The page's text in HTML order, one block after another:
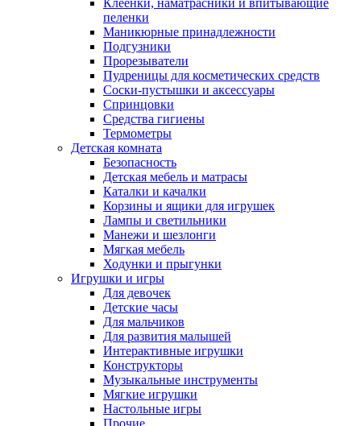
Клеенки, наматрасники и впитывающие
пеленки
Маникюрные принадлежности
Подгузники
Прорезыватели
Пудреницы для косметических средств
Соски-пустышки и аксессуары
Спринцовки
Средства гигиены
Термометры
Детская комната
Безопасность
Детская мебель и матрасы
Каталки и качалки
Корзины и ящики для игрушек
Лампы и светильники
Манежи и шезлонги
Мягкая мебель
Ходунки и прыгунки
Игрушки и игры
Для девочек
Детские часы
Для мальчиков
Для развития малышей
Интерактивные игрушки
Конструкторы
Музыкальные инструменты
Мягкие игрушки
Настольные игры
Прочие